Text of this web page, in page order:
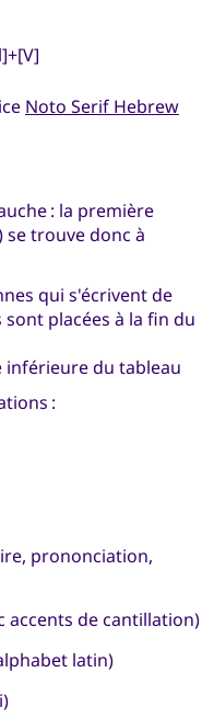
Noto Serif Hebrew
: la première
se trouve donc à
qui s'écrivent de
placées à la fin du
inférieure du tableau
:
prononciation,
accents de cantillation)
latin)